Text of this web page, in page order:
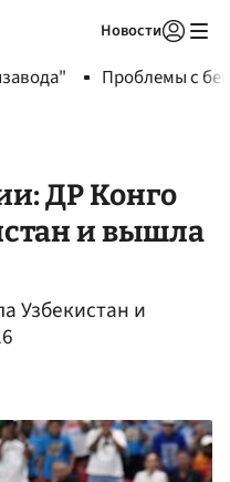
Новости
Проблемы с
ДР Конго
и вышла
Узбекистан и